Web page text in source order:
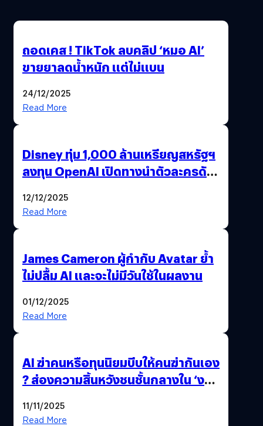
ถอดเคส ! TikTok ลบคลิป ‘หมอ AI’
ขายยาลดน้ำหนัก แต่ไม่แบน
24/12/2025
Read More
Disney ทุ่ม 1,000 ล้านเหรียญสหรัฐฯ
ลงทุน OpenAI เปิดทางนำตัวละครดัง
12/12/2025
Read More
James Cameron ผู้กำกับ Avatar ย้ำ
ไม่ปลื้ม AI และจะไม่มีวันใช้ในผลงาน
01/12/2025
Read More
AI ฆ่าคนหรือทุนนิยมบีบให้คนฆ่ากันเอง
? ส่องความสิ้นหวังชนชั้นกลางใน ‘งาน
11/11/2025
Read More